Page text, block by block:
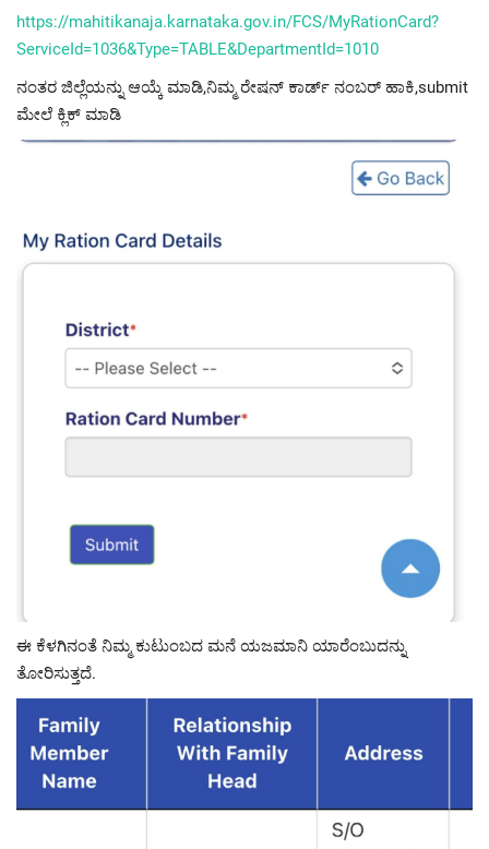
https://mahitikanaja.karnataka.gov.in/FCS/MyRationCard?
ServiceId=1036&Type=TABLE&DepartmentId=1010
ನಂತರ ಜಿಲ್ಲೆಯನ್ನು ಆಯ್ಕೆ ಮಾಡಿ,ನಿಮ್ಮ ರೇಷನ್ ಕಾರ್ಡ್ ನಂಬರ್ ಹಾಕಿ,submit
ಮೇಲೆ ಕ್ಲಿಕ್ ಮಾಡಿ
ಈ ಕೆಳಗಿನಂತೆ ನಿಮ್ಮ ಕುಟುಂಬದ ಮನೆ ಯಜಮಾನಿ ಯಾರೆಂಬುದನ್ನು
ತೋರಿಸುತ್ತದೆ.